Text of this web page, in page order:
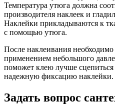
Температура утюга должна
производителя наклеек и
Наклейки прикладываются к
с помощью утюга.
После наклеивания
применением небольшого
поможет клею лучше сцепиться
надежную фиксацию наклейки.
Задать вопрос